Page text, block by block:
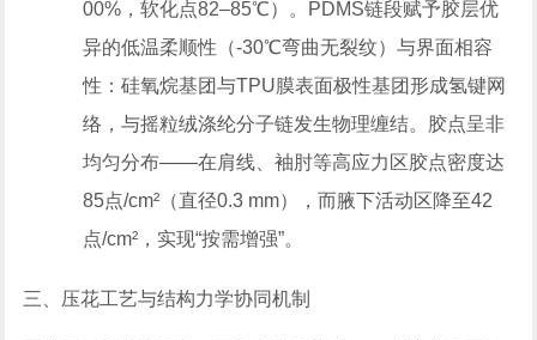
00%，软化点82–85℃）。PDMS链段赋予胶层优
异的低温柔顺性（-30℃弯曲无裂纹）与界面相容
性：硅氧烷基团与TPU膜表面极性基团形成氢键网
络，与摇粒绒涤纶分子链发生物理缠结。胶点呈非
均匀分布——在肩线、袖肘等高应力区胶点密度达
85点/cm²（直径0.3 mm），而腋下活动区降至42
点/cm²，实现“按需增强”。
三、压花工艺与结构力学协同机制